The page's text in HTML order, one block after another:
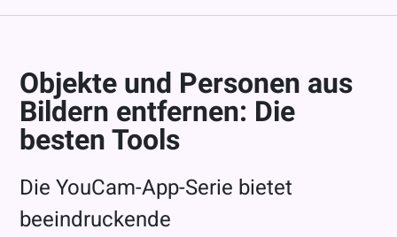
Objekte und Personen aus
Bildern entfernen: Die
besten Tools
Die YouCam-App-Serie bietet
beeindruckende